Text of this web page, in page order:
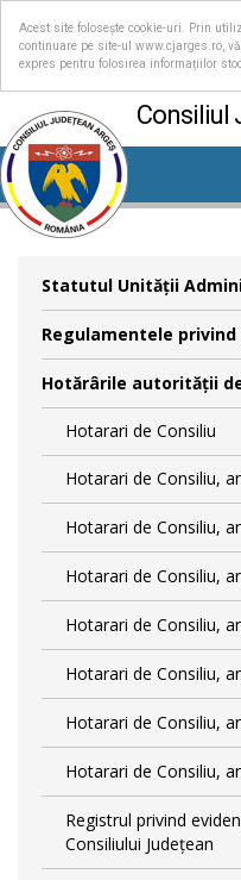
Acest site folosește cookie-uri. Prin
continuare pe site-ul www.cjarges.ro,
expres pentru folosirea informațiilor
Consiliul
Statutul Unităţii
Regulamentele
Hotărârile autorităţii
Hotarari de Consiliu
Hotarari de Consiliu,
Hotarari de Consiliu,
Hotarari de Consiliu,
Hotarari de Consiliu,
Hotarari de Consiliu,
Hotarari de Consiliu,
Hotarari de Consiliu,
Registrul privind
Consiliului Județean